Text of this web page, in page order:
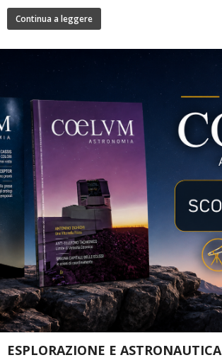
Continua a leggere
ESPLORAZIONE E ASTRONAUTICA